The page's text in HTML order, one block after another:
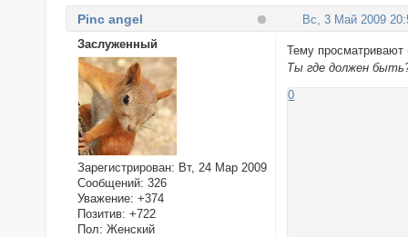
Вс, 3 Май 2009
Pinc angel
Заслуженный
Зарегистрирован: Вт, 24 Мар 2009
Сообщений: 326
Уважение: +374
Позитив: +722
Пол: Женский
Тему
Ты где должен
0